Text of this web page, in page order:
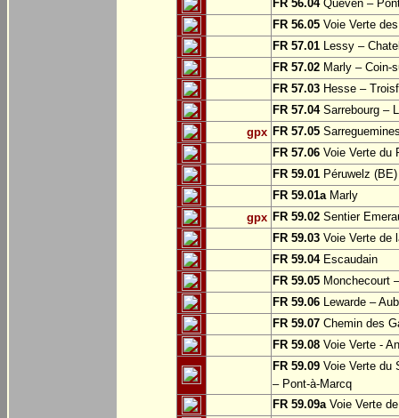
FR 56.04Quéven –
FR 56.05 Voie Verte
FR 57.01 Lessy –
FR 57.02 Marly – Coin-
FR 57.03 Hesse –
FR 57.04Sarrebourg –
gpx FR 57.05
FR 57.06 Voie Verte du
FR 59.01 Péruwelz
FR 59.01aMarly
gpx FR 59.02 Sentier
FR 59.03 Voie Verte de
FR 59.04Escaudain
FR 59.05 Monchecourt
FR 59.06 Lewarde –
FR 59.07 Chemin des
FR 59.08 Voie Verte -
FR 59.09 Voie Verte du
– Pont-à-Marcq
FR 59.09aVoie Verte